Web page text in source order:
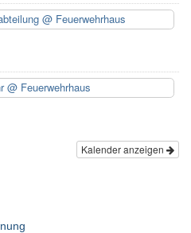
@ Feuerwehrhaus
@ Feuerwehrhaus
Kalender anzeigen